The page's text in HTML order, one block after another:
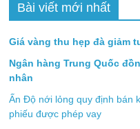
Bài viết mới nhất
Giá vàng thu hẹp đà giảm
Ngân hàng Trung Quốc
nhân
Ấn Độ nới lỏng quy định bán
phiếu được phép vay